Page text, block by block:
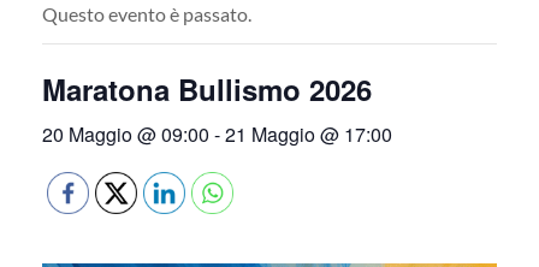
Questo evento è passato.
Maratona Bullismo 2026
20 Maggio @ 09:00 -21 Maggio @ 17:00